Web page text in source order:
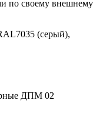
по своему внешнему
(серый),
ДПМ 02